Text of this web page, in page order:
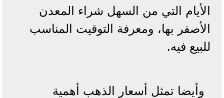
الأيام التي من السهل شراء المعدن
الأصفر بها، ومعرفة التوقيت المناسب
للبيع فيه.
وأيضا تمثل أسعار الذهب أهمية